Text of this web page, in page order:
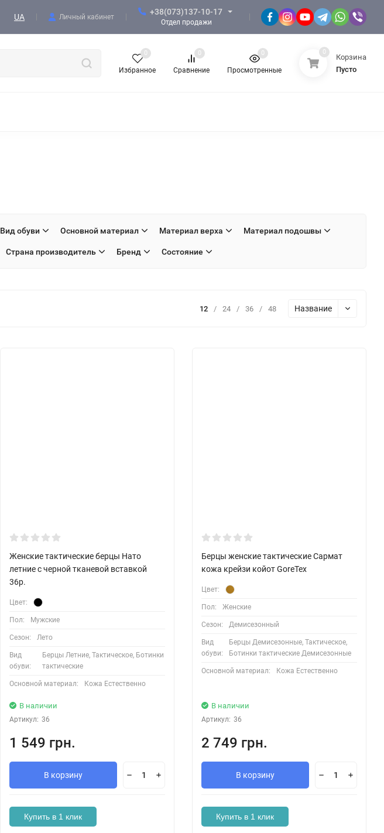
UA Личный кабинет
+38(073)137-10-17
Отдел продажи
Избранное
0
Сравнение
0
Просмотренные
0 0
Корзина
Пусто
Вид обуви Основной материал Материал верха Материал подошвы
Страна производитель Бренд Состояние
12 / 24 / 36 / 48 Название
Женские тактические берцы Нато
летние с черной тканевой вставкой
36р.
Цвет:
Пол: Мужские
Сезон: Лето
Вид
обуви:
Берцы Летние, Тактическое, Ботинки
тактические
Основной материал: Кожа Естественно
В наличии
Артикул: 36
1 549 грн.
В корзину
Купить в 1 клик
Берцы женские тактические Сармат
кожа крейзи койот GoreTex
Цвет:
Пол: Женские
Сезон: Демисезонный
Вид
обуви:
Берцы Демисезонные, Тактическое,
Ботинки тактические Демисезонные
Основной материал: Кожа Естественно
В наличии
Артикул: 36
2 749 грн.
В корзину
Купить в 1 клик